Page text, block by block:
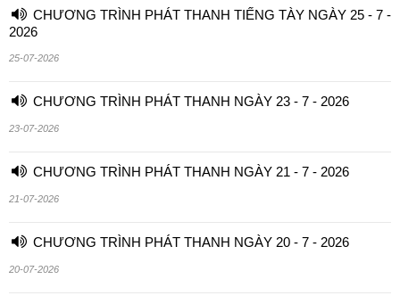
CHƯƠNG TRÌNH PHÁT THANH TIẾNG TÀY NGÀY 25 - 7 -
2026
25-07-2026
CHƯƠNG TRÌNH PHÁT THANH NGÀY 23 - 7 - 2026
23-07-2026
CHƯƠNG TRÌNH PHÁT THANH NGÀY 21 - 7 - 2026
21-07-2026
CHƯƠNG TRÌNH PHÁT THANH NGÀY 20 - 7 - 2026
20-07-2026